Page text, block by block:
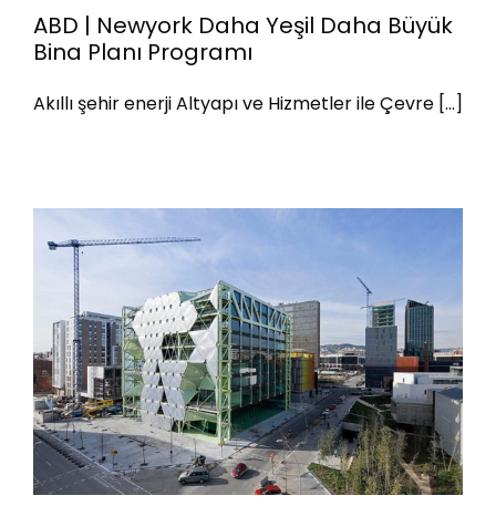
ABD | Newyork Daha Yeşil Daha
Büyük Bina Planı Programı
ABD | Newyork Daha Yeşil Daha Büyük
Bina Planı Programı
Akıllı şehir enerji Altyapı ve Hizmetler ile Çevre [...]